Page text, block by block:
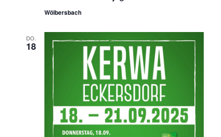
Wölbersbach
DO.
18